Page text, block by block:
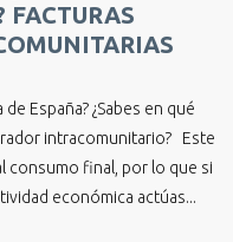
FACTURAS
de España? ¿Sabes en qué
intracomunitario? Este
consumo final, por lo que si
económica actúas...